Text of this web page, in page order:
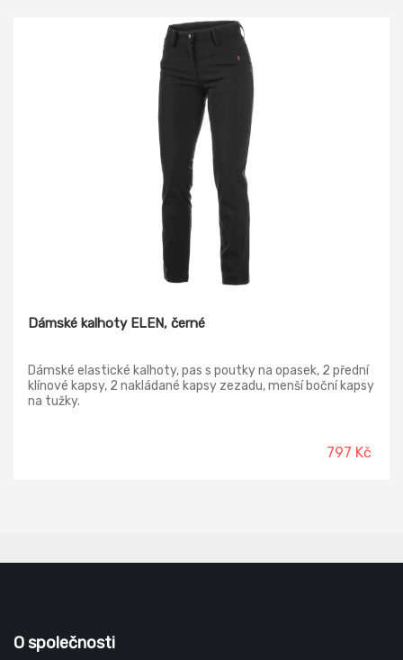
Dámské kalhoty ELEN, černé
Dámské elastické kalhoty, pas s poutky na opasek, 2 přední
klínové kapsy, 2 nakládané kapsy zezadu, menší boční kapsy
na tužky.
797 Kč
O společnosti